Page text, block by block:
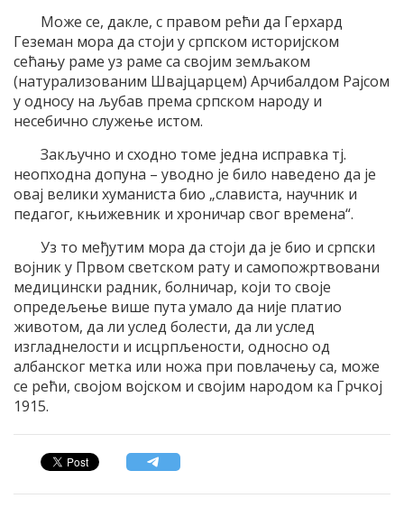
Може се, дакле, с правом рећи да Герхард
Геземан мора да стоји у српском историјском
сећању раме уз раме са својим земљаком
(натурализованим Швајцарцем) Арчибалдом Рајсом
у односу на љубав према српском народу и
несебично служење истом.
Закључно и сходно томе једна исправка тј.
неопходна допуна – уводно је било наведено да је
овај велики хуманиста био „слависта, научник и
педагог, књижевник и хроничар свог времена“.
Уз то међутим мора да стоји да је био и српски
војник у Првом светском рату и самопожртвовани
медицински радник, болничар, који то своје
опредељење више пута умало да није платио
животом, да ли услед болести, да ли услед
изгладнелости и исцрпљености, односно од
албанског метка или ножа при повлачењу са, може
се рећи, својом војском и својим народом ка Грчкој
1915.